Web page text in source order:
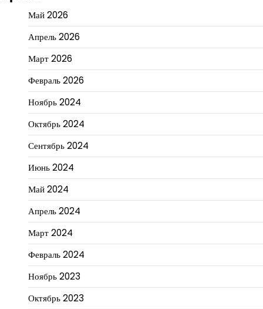
Май 2026
Апрель 2026
Март 2026
Февраль 2026
Ноябрь 2024
Октябрь 2024
Сентябрь 2024
Июнь 2024
Май 2024
Апрель 2024
Март 2024
Февраль 2024
Ноябрь 2023
Октябрь 2023